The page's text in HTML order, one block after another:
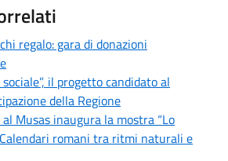
regalo: gara di donazioni
sociale”, il progetto candidato al
della Regione
Musas inaugura la mostra “Lo
romani tra ritmi naturali e